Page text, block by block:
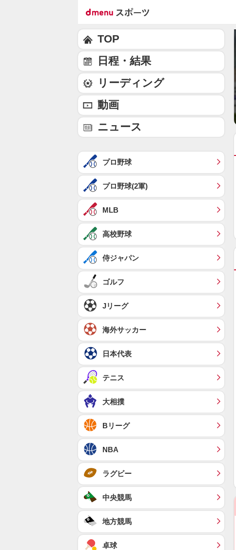
TOP
日程・結果
リーディング
動画
ニュース
プロ野球
プロ野球(2軍)
MLB
高校野球
侍ジャパン
ゴルフ
Jリーグ
海外サッカー
日本代表
テニス
大相撲
Bリーグ
NBA
ラグビー
中央競馬
地方競馬
卓球